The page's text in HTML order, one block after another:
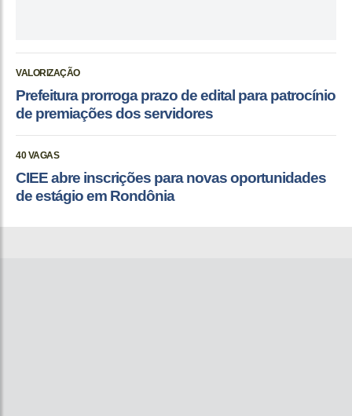
VALORIZAÇÃO
Prefeitura prorroga prazo de edital para patrocínio
de premiações dos servidores
40 VAGAS
CIEE abre inscrições para novas oportunidades
de estágio em Rondônia